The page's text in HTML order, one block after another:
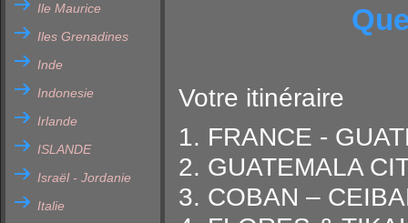
Ile Maurice
Iles Grenadines
Inde
Indonesie
Irlande
ISLANDE
Israël - Jordanie
Italie
Votre itinéraire
1. FRANCE -
2. GUATEMALA
3. COBAN –